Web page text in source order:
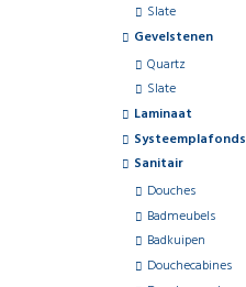
Slate
Gevelstenen
Quartz
Slate
Laminaat
Systeemplafonds
Sanitair
Douches
Badmeubels
Badkuipen
Douchecabines